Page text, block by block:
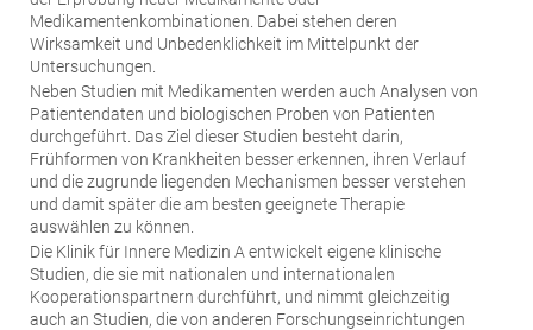
Medikamentenkombinationen. Dabei stehen deren
Wirksamkeit und Unbedenklichkeit im Mittelpunkt der
Untersuchungen.
Neben Studien mit Medikamenten werden auch Analysen von
Patientendaten und biologischen Proben von Patienten
durchgeführt. Das Ziel dieser Studien besteht darin,
Frühformen von Krankheiten besser erkennen, ihren Verlauf
und die zugrunde liegenden Mechanismen besser verstehen
und damit später die am besten geeignete Therapie
auswählen zu können.
Die Klinik für Innere Medizin A entwickelt eigene klinische
Studien, die sie mit nationalen und internationalen
Kooperationspartnern durchführt, und nimmt gleichzeitig
auch an Studien, die von anderen Forschungseinrichtungen